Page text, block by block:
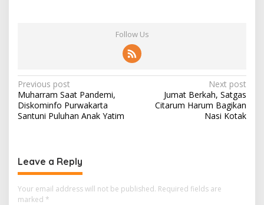
Follow Us
Post
navigation
Previous post
Muharram Saat Pandemi,
Diskominfo Purwakarta
Santuni Puluhan Anak Yatim
Next post
Jumat Berkah, Satgas
Citarum Harum Bagikan
Nasi Kotak
Leave a Reply
Your email address will not be published. Required fields are
marked *